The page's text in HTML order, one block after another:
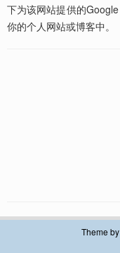
下为该网站提供的
你的个人网站或博客中。
Theme by